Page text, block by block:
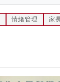
情緒管理 家